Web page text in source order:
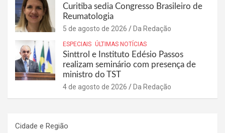
Curitiba sedia Congresso Brasileiro de
Reumatologia
5 de agosto de 2026 Da Redação
ESPECIAIS ÚLTIMAS NOTÍCIAS
Sinttrol e Instituto Edésio Passos
realizam seminário com presença de
ministro do TST
4 de agosto de 2026 Da Redação
Cidade e Região